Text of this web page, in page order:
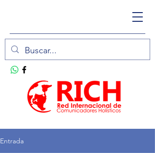
Entrada